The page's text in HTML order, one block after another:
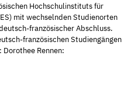
Hochschulinstituts für
mit wechselnden Studienorten
französischer Abschluss.
französischen Studiengängen
Rennen: